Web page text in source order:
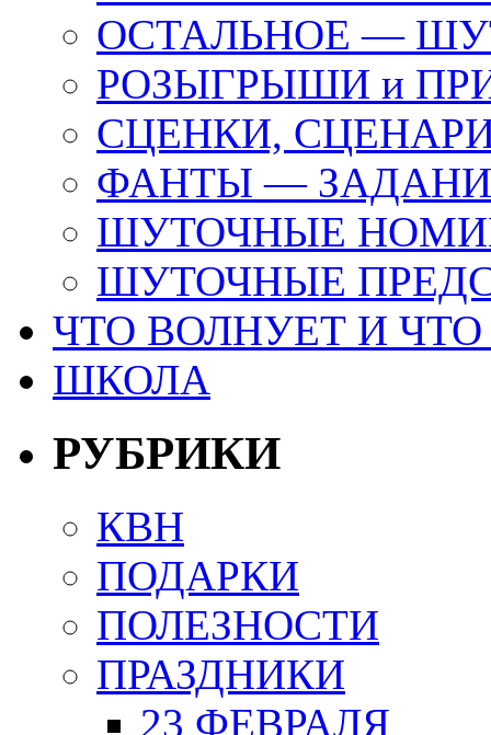
ОСТАЛЬНОЕ —
РОЗЫГРЫШИ и
СЦЕНКИ,
ФАНТЫ —
ШУТОЧНЫЕ
ШУТОЧНЫЕ
ЧТО ВОЛНУЕТ И ЧТО
ШКОЛА
РУБРИКИ
КВН
ПОДАРКИ
ПОЛЕЗНОСТИ
ПРАЗДНИКИ
23 ФЕВРАЛЯ